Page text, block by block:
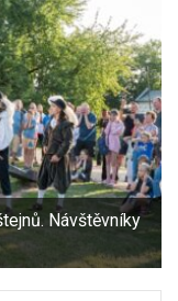
Návštěvníky